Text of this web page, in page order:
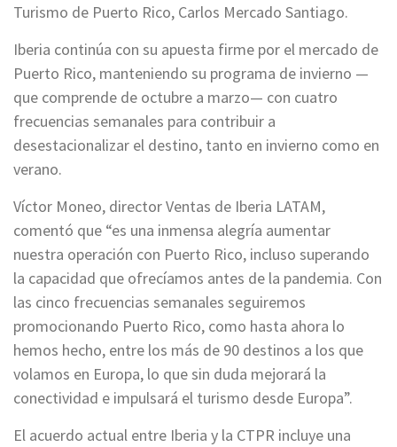
Turismo de Puerto Rico, Carlos Mercado Santiago.
Iberia continúa con su apuesta firme por el mercado de
Puerto Rico, manteniendo su programa de invierno —
que comprende de octubre a marzo— con cuatro
frecuencias semanales para contribuir a
desestacionalizar el destino, tanto en invierno como en
verano.
Víctor Moneo, director Ventas de Iberia LATAM,
comentó que “es una inmensa alegría aumentar
nuestra operación con Puerto Rico, incluso superando
la capacidad que ofrecíamos antes de la pandemia. Con
las cinco frecuencias semanales seguiremos
promocionando Puerto Rico, como hasta ahora lo
hemos hecho, entre los más de 90 destinos a los que
volamos en Europa, lo que sin duda mejorará la
conectividad e impulsará el turismo desde Europa”.
El acuerdo actual entre Iberia y la CTPR incluye una